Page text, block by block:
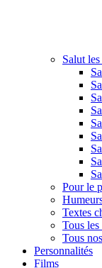
Salut
Pour le
Textes
Tous
Tous
Personnalités
Films